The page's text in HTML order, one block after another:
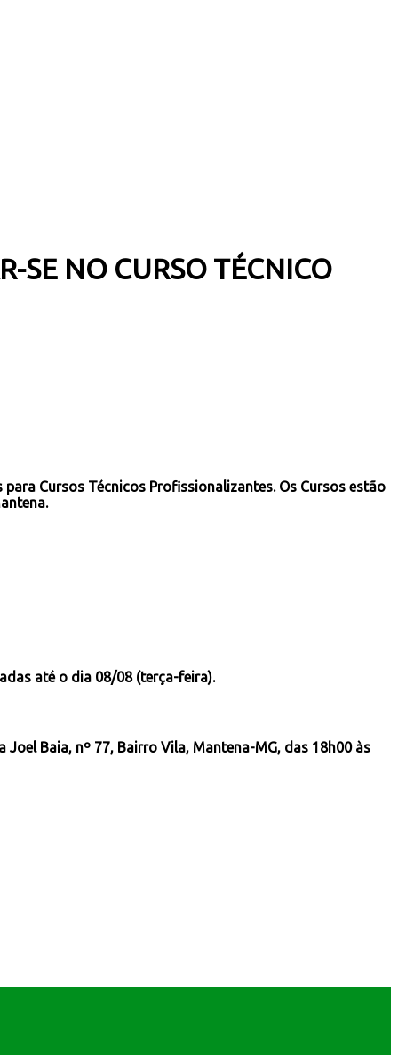
SE NO CURSO TÉCNICO
Cursos Técnicos Profissionalizantes. Os Cursos estão
até o dia 08/08 (terça-feira).
Baia, nº 77, Bairro Vila, Mantena-MG, das 18h00 às